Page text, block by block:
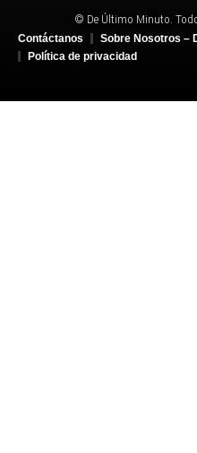
© De Último Minuto.
Contáctanos
Sobre Nosotros –
Política de privacidad